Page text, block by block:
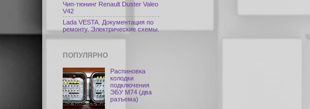
Чип-тюнинг Renault Duster Valeo
V42
Lada VESTA. Документация по
ремонту. Электрические схемы.
ПОПУЛЯРНО
Распиновка
колодки
подключения
ЭБУ M74 (два
разъема)